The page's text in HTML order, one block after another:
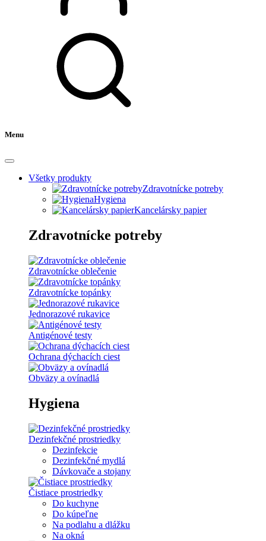
Menu
Všetky produkty
Zdravotnícke potreby
Hygiena
Kancelársky papier
Zdravotnícke potreby
Zdravotnícke oblečenie
Zdravotnícke topánky
Jednorazové rukavice
Antigénové testy
Ochrana dýchacích ciest
Obväzy a ovínadlá
Hygiena
Dezinfekčné prostriedky
Dezinfekcie
Dezinfekčné mydlá
Dávkovače a stojany
Čistiace prostriedky
Do kuchyne
Do kúpeľne
Na podlahu a dlážku
Na okná